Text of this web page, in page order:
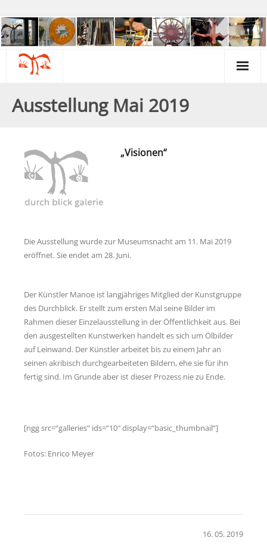
Kunst & Kreativität
Gartengruppe
Galerie & Museum
Termine & Infos
Psycho-Paten
Ansprechpartner
Anfahrt
Ausstellung Mai 2019
„Visionen“
Die Ausstellung wurde zur Museumsnacht am 11. Mai 2019
eröffnet. Sie endet am 28. Juni.
Der Künstler Manoe ist langjähriges Mitglied der Kunstgruppe
des Durchblick. Er stellt zum ersten Mal seine Bilder im
Rahmen dieser Einzelausstellung in der Öffentlichkeit aus. Bei
den ausgestellten Kunstwerken handelt es sich um Ölbilder
auf Leinwand. Der Künstler arbeitet bis zu einem Jahr an
seinen akribisch durchgearbeiteten Bildern, ehe sie für ihn
fertig sind. Im Grunde aber ist dieser Prozess nie zu Ende.
[ngg src=“galleries“ ids=“10″ display=“basic_thumbnail“]
Fotos: Enrico Meyer
16. 05. 2019